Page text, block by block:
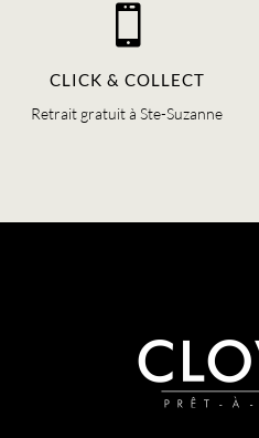

CLICK & COLLECT
Retrait gratuit à Ste-Suzanne